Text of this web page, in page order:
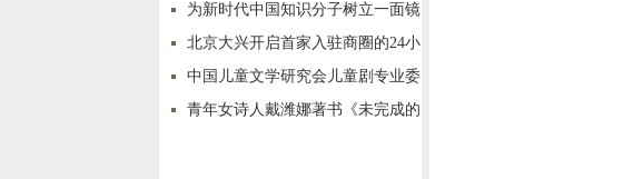
为新时代中国知识分子树立一面镜
子
北京大兴开启首家入驻商圈的24小
时城市书房
中国儿童文学研究会儿童剧专业委
员会成立
青年女诗人戴潍娜著书《未完成的